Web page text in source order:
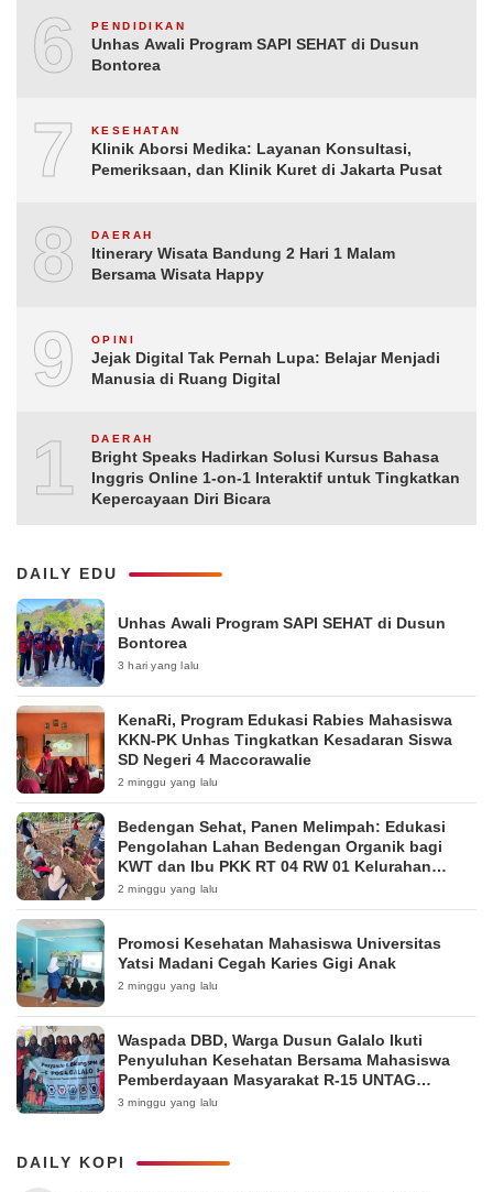
6 PENDIDIKAN
Unhas Awali Program SAPI SEHAT di Dusun
Bontorea
7 KESEHATAN
Klinik Aborsi Medika: Layanan Konsultasi,
Pemeriksaan, dan Klinik Kuret di Jakarta Pusat
8 DAERAH
Itinerary Wisata Bandung 2 Hari 1 Malam
Bersama Wisata Happy
9 OPINI
Jejak Digital Tak Pernah Lupa: Belajar Menjadi
Manusia di Ruang Digital
10DAERAH
Bright Speaks Hadirkan Solusi Kursus Bahasa
Inggris Online 1-on-1 Interaktif untuk Tingkatkan
Kepercayaan Diri Bicara
DAILY EDU
Unhas Awali Program SAPI SEHAT di Dusun
Bontorea
3 hari yang lalu
KenaRi, Program Edukasi Rabies Mahasiswa
KKN-PK Unhas Tingkatkan Kesadaran Siswa
SD Negeri 4 Maccorawalie
2 minggu yang lalu
Bedengan Sehat, Panen Melimpah: Edukasi
Pengolahan Lahan Bedengan Organik bagi
KWT dan Ibu PKK RT 04 RW 01 Kelurahan
Pakintelan
2 minggu yang lalu
Promosi Kesehatan Mahasiswa Universitas
Yatsi Madani Cegah Karies Gigi Anak
2 minggu yang lalu
Waspada DBD, Warga Dusun Galalo Ikuti
Penyuluhan Kesehatan Bersama Mahasiswa
Pemberdayaan Masyarakat R-15 UNTAG
Surabaya 2026
3 minggu yang lalu
DAILY KOPI